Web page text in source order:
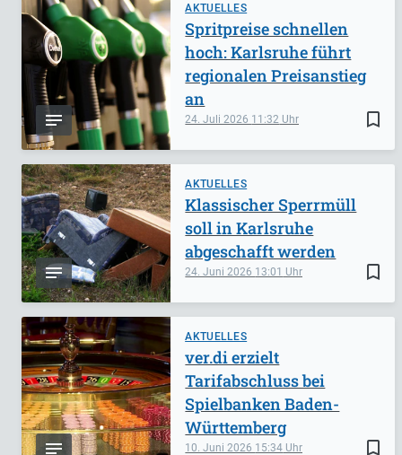
AKTUELLES
bookmark_border
24. Juli 2026 11:32
Spritpreise schnellen
hoch: Karlsruhe führt
regionalen Preisanstieg
an
AKTUELLES
bookmark_border
24. Juni 2026 13:01
Klassischer Sperrmüll
soll in Karlsruhe
abgeschafft werden
AKTUELLES
bookmark_border
10. Juni 2026 15:34
ver.di erzielt
Tarifabschluss bei
Spielbanken Baden-
Württemberg